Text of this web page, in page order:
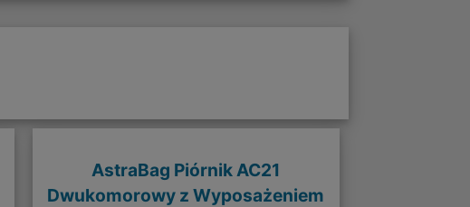
AstraBag Piórnik AC21
Dwukomorowy z Wyposażeniem